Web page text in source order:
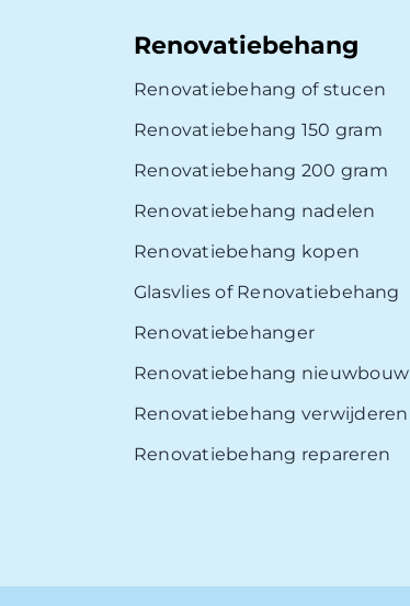
Renovatiebehang
Renovatiebehang of stucen
Renovatiebehang 150 gram
Renovatiebehang 200 gram
Renovatiebehang nadelen
Renovatiebehang kopen
Glasvlies of Renovatiebehang
Renovatiebehanger
Renovatiebehang nieuwbouw
Renovatiebehang verwijderen
Renovatiebehang repareren